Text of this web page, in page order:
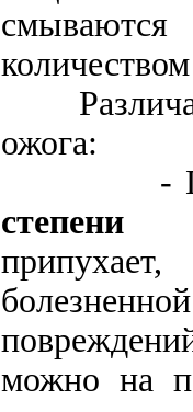
ожога:
- При
степени
можно на